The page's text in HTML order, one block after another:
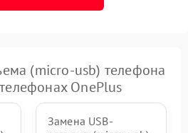
(micro-usb) телефона
OnePlus
Замена USB-